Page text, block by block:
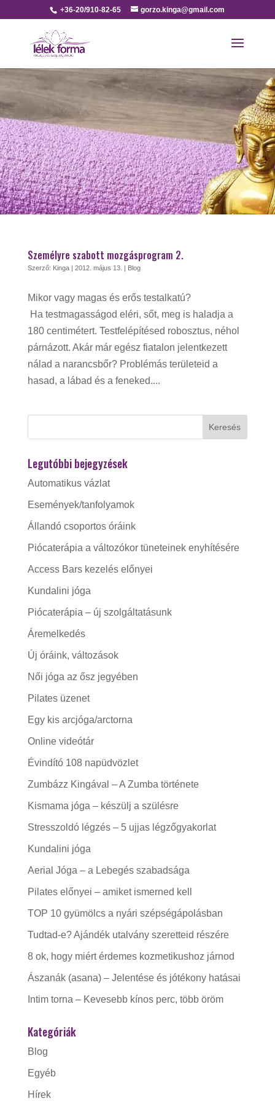
+36-20/910-82-65 gorzo.kinga@gmail.com
Személyre szabott mozgásprogram 2.
Szerző: Kinga| 2012. május 13. | Blog
Mikor vagy magas és erős testalkatú?
Ha testmagasságod eléri, sőt, meg is haladja a
180 centimétert. Testfelépítésed robosztus, néhol
párnázott. Akár már egész fiatalon jelentkezett
nálad a narancsbőr? Problémás területeid a
hasad, a lábad és a feneked....
Legutóbbi bejegyzések
Automatikus vázlat
Események/tanfolyamok
Állandó csoportos óráink
Piócaterápia a változókor tüneteinek enyhítésére
Access Bars kezelés előnyei
Kundalini jóga
Piócaterápia – új szolgáltatásunk
Áremelkedés
Új óráink, változások
Női jóga az ősz jegyében
Pilates üzenet
Egy kis arcjóga/arctorna
Online videótár
Évindító 108 napüdvözlet
Zumbázz Kingával – A Zumba története
Kismama jóga – készülj a szülésre
Stresszoldó légzés – 5 ujjas légzőgyakorlat
Kundalini jóga
Aerial Jóga – a Lebegés szabadsága
Pilates előnyei – amiket ismerned kell
TOP 10 gyümölcs a nyári szépségápolásban
Tudtad-e? Ajándék utalvány szeretteid részére
8 ok, hogy miért érdemes kozmetikushoz járnod
Ászanák (asana) – Jelentése és jótékony hatásai
Intim torna – Kevesebb kínos perc, több öröm
Kategóriák
Blog
Egyéb
Hírek